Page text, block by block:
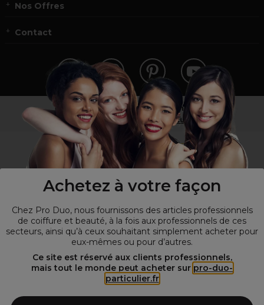
Achetez à votre façon
Chez Pro Duo, nous fournissons des articles professionnels
de coiffure et beauté, à la fois aux professionnels de ces
secteurs, ainsi qu’à ceux souhaitant simplement acheter pour
eux-mêmes ou pour d’autres.
Ce site est réservé aux clients professionnels,
mais tout le monde peut acheter sur pro-duo-
particulier.fr
Nos Offres
Contact
Vous n’êtes pas un professionnel ?
Visitez notre site pour les particuliers!
Spécialiste de la coiffure et de la beauté, nous vous proposons une
large sélection de produits professionnels pour la coiffure et
Duo le fournisseur incontournable des salons de coiffure et instituts